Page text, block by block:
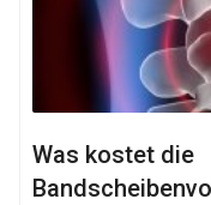
Was kostet die